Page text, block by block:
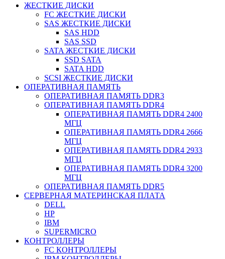
ЖЕСТКИЕ ДИСКИ
FC ЖЕСТКИЕ ДИСКИ
SAS ЖЕСТКИЕ ДИСКИ
SAS HDD
SAS SSD
SATA ЖЕСТКИЕ ДИСКИ
SSD SATA
SATA HDD
SCSI ЖЕСТКИЕ ДИСКИ
ОПЕРАТИВНАЯ ПАМЯТЬ
ОПЕРАТИВНАЯ ПАМЯТЬ DDR3
ОПЕРАТИВНАЯ ПАМЯТЬ DDR4
ОПЕРАТИВНАЯ ПАМЯТЬ DDR4 2400
МГЦ
ОПЕРАТИВНАЯ ПАМЯТЬ DDR4 2666
МГЦ
ОПЕРАТИВНАЯ ПАМЯТЬ DDR4 2933
МГЦ
ОПЕРАТИВНАЯ ПАМЯТЬ DDR4 3200
МГЦ
ОПЕРАТИВНАЯ ПАМЯТЬ DDR5
СЕРВЕРНАЯ МАТЕРИНСКАЯ ПЛАТА
DELL
HP
IBM
SUPERMICRO
КОНТРОЛЛЕРЫ
FC КОНТРОЛЛЕРЫ